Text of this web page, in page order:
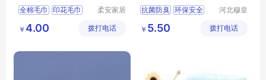
全棉毛巾
印花毛巾
毛巾定制
柔安家居
通）有限
￥ 4.00 拨打电话
抗菌防臭 环保安全
汉麻毛巾
河北穆皇
造有限公
￥ 5.50 拨打电话